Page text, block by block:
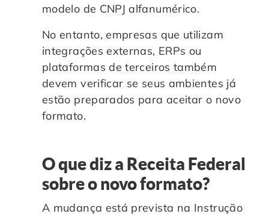
modelo de CNPJ alfanumérico.
No entanto, empresas que utilizam
integrações externas, ERPs ou
plataformas de terceiros também
devem verificar se seus ambientes já
estão preparados para aceitar o novo
formato.
O que diz a Receita Federal
sobre o novo formato?
A mudança está prevista na Instrução